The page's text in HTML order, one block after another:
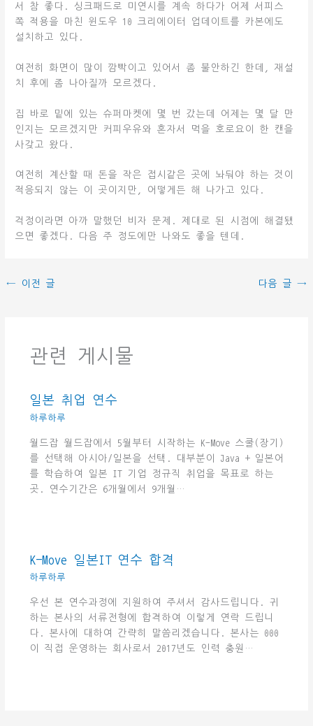
서 참 좋다. 싱크패드로 미연시를 계속 하다가 어제 서피스
쪽 적용을 마친 윈도우 10 크리에이터 업데이트를 카본에도
설치하고 있다.
여전히 화면이 많이 깜빡이고 있어서 좀 불안하긴 한데, 재설
치 후에 좀 나아질까 모르겠다.
집 바로 밑에 있는 슈퍼마켓에 몇 번 갔는데 어제는 몇 달 만
인지는 모르겠지만 커피우유와 혼자서 먹을 호로요이 한 캔을
사갖고 왔다.
여전히 계산할 때 돈을 작은 접시같은 곳에 놔둬야 하는 것이
적응되지 않는 이 곳이지만, 어떻게든 해 나가고 있다.
걱정이라면 아까 말했던 비자 문제. 제대로 된 시점에 해결됐
으면 좋겠다. 다음 주 정도에만 나와도 좋을 텐데.
← 이전 글 다음 글 →
관련 게시물
일본 취업 연수
하루하루
월드잡 월드잡에서 5월부터 시작하는 K-Move 스쿨(장기)
를 선택해 아시아/일본을 선택. 대부분이 Java + 일본어
를 학습하여 일본 IT 기업 정규직 취업을 목표로 하는
곳. 연수기간은 6개월에서 9개월…
K-Move 일본IT 연수 합격
하루하루
우선 본 연수과정에 지원하여 주셔서 감사드립니다. 귀
하는 본사의 서류전형에 합격하여 이렇게 연락 드립니
다. 본사에 대하여 간략히 말씀리겠습니다. 본사는 000
이 직접 운영하는 회사로서 2017년도 인력 충원…